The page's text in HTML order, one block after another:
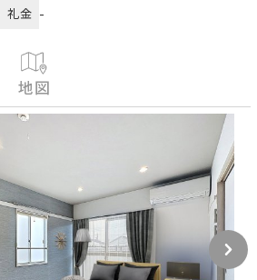
礼金 -
地図